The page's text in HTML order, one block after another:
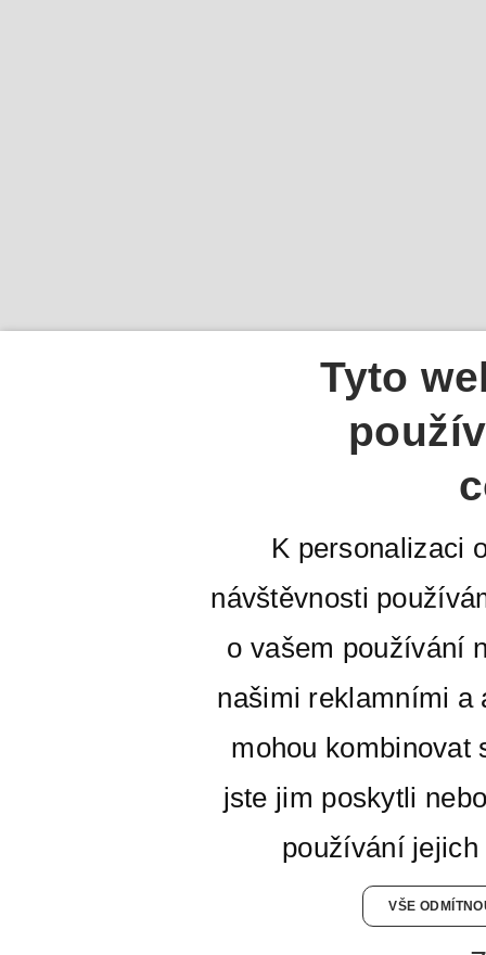
Tyto
K personalizaci
návštěvnosti
o vašem používání
našimi reklamními a
mohou kombinovat
jste jim poskytli
používání
VŠE